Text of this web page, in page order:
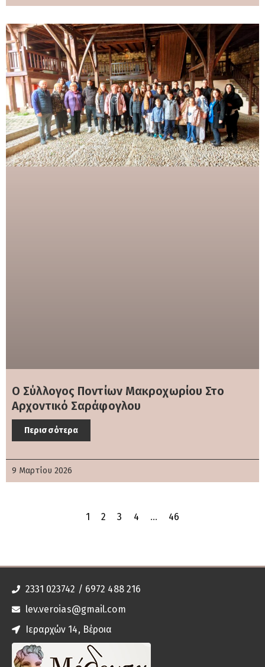
Ο Σύλλογος Ποντίων Μακροχωρίου Στο
Αρχοντικό Σαράφογλου
Περισσότερα
9 Μαρτίου 2026
1 2 3 4 … 46
2331 023742 / 6972 488 216
lev.veroias@gmail.com
Ιεραρχών 14, Βέροια